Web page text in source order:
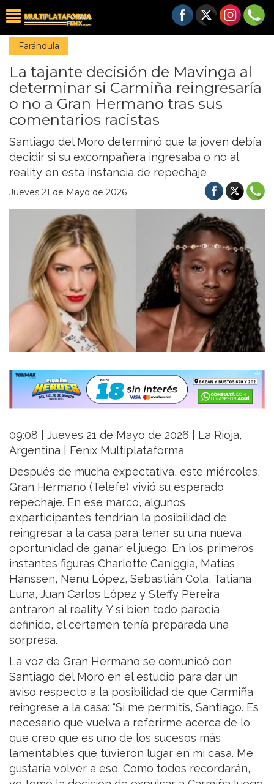
Farándula
La tajante decisión de Mavinga al
determinar si Carmiña reingresaría
o no a Gran Hermano tras sus
comentarios racistas
Santiago del Moro determinó que la joven debía
decidir si su excompañera ingresaba o no al
reality en esta instancia de repechaje
Jueves 21 de Mayo de 2026
09:08 | Jueves 21 de Mayo de 2026 | La Rioja,
Argentina | Fenix Multiplataforma
Después de mucha expectativa, este miércoles,
Gran Hermano (Telefe) vivió su esperado
repechaje. En ese marco, algunos
exparticipantes tendrían la posibilidad de
reingresar a la casa para tener su una nueva
oportunidad de ganar el juego. En los primeros
instantes figuras Charlotte Caniggia, Matías
Hanssen, Nenu López, Sebastián Cola, Tatiana
Luna, Juan Carlos López y Steffy Pereira
entraron al reality. Y si bien todo parecía
definido, el certamen tenía preparada una
sorpresa.
La voz de Gran Hermano se comunicó con
Santiago del Moro en el estudio para dar un
aviso respecto a la posibilidad de que Carmiña
reingrese a la casa: “Si me permitís, Santiago. Es
necesario que vuelva a referirme acerca de lo
que creo que es uno de los sucesos más
lamentables que tuvieron lugar en mi casa. Me
gustaría volver a eso. Como todos recordarán,